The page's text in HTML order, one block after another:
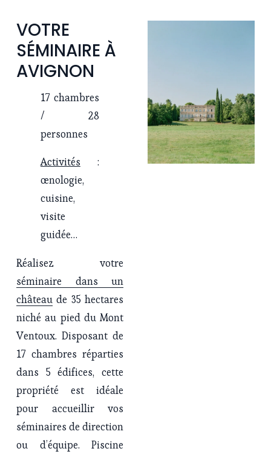
VOTRE
SÉMINAIRE À
AVIGNON
17 chambres
/ 28
personnes
Activités
  :
œnologie,
cuisine,
visite
guidée…
séminaire dans un
château de 35 hectares
niché au pied du Mont
Ventoux. Disposant de
17 chambres réparties
dans 5 édifices, cette
propriété est idéale
pour accueillir vos
séminaires de direction
ou d’équipe. Piscine